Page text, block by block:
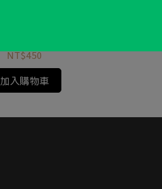
NT$450
加入購物車